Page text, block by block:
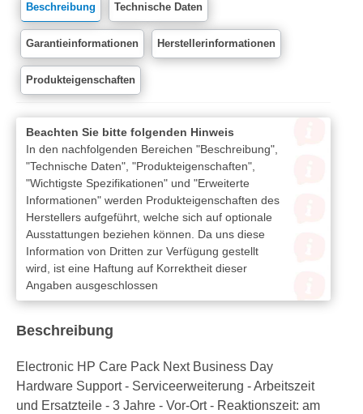
Beschreibung Technische Daten
Garantieinformationen Herstellerinformationen
Produkteigenschaften
Beachten Sie bitte folgenden Hinweis
In den nachfolgenden Bereichen "Beschreibung",
"Technische Daten", "Produkteigenschaften",
"Wichtigste Spezifikationen" und "Erweiterte
Informationen" werden Produkteigenschaften des
Herstellers aufgeführt, welche sich auf optionale
Ausstattungen beziehen können. Da uns diese
Information von Dritten zur Verfügung gestellt
wird, ist eine Haftung auf Korrektheit dieser
Angaben ausgeschlossen
Beschreibung
Electronic HP Care Pack Next Business Day
Hardware Support - Serviceerweiterung - Arbeitszeit
und Ersatzteile - 3 Jahre - Vor-Ort - Reaktionszeit: am